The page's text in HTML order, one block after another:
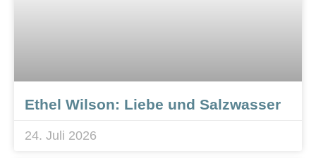
Ethel Wilson: Liebe und Salzwasser
24. Juli 2026